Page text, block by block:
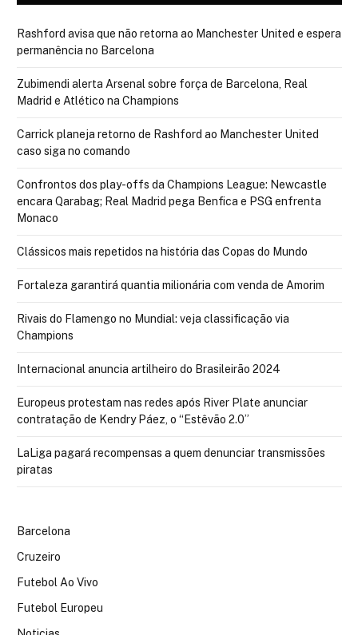
Rashford avisa que não retorna ao Manchester United e espera
permanência no Barcelona
Zubimendi alerta Arsenal sobre força de Barcelona, Real
Madrid e Atlético na Champions
Carrick planeja retorno de Rashford ao Manchester United
caso siga no comando
Confrontos dos play-offs da Champions League: Newcastle
encara Qarabag; Real Madrid pega Benfica e PSG enfrenta
Monaco
Clássicos mais repetidos na história das Copas do Mundo
Fortaleza garantirá quantia milionária com venda de Amorim
Rivais do Flamengo no Mundial: veja classificação via
Champions
Internacional anuncia artilheiro do Brasileirão 2024
Europeus protestam nas redes após River Plate anunciar
contratação de Kendry Páez, o “Estêvão 2.0”
LaLiga pagará recompensas a quem denunciar transmissões
piratas
Barcelona
Cruzeiro
Futebol Ao Vivo
Futebol Europeu